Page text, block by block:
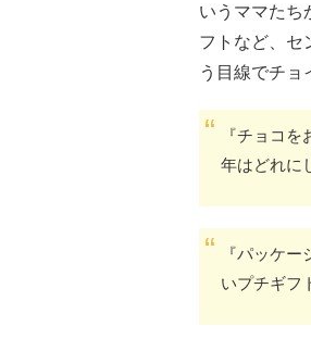
いうママたち
フトなど、セ
う目線でチョ
『チョコ
年はどれに
『パッケ
いプチギフ